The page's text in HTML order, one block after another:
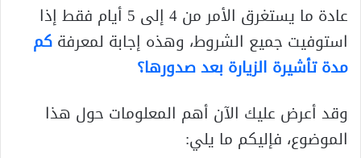
عادة ما يستغرق الأمر من 4 إلى 5 أيام فقط إذا
استوفيت جميع الشروط، وهذه إجابة لمعرفةكم
مدة تأشيرة الزيارة بعد صدورها؟
وقد أعرض عليك الآن أهم المعلومات حول هذا
الموضوع، فإليكم ما يلي: